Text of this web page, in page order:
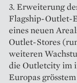
3. Erweiterung
Flagship-Outlet-
eines neuen
Outlet-­Stores
weiteren
die Outletcity im
Europas